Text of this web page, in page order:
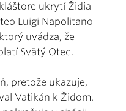
ukrytí Židia
Luigi Napolitano
uvádza, že
Svätý Otec.
pretože ukazuje,
Vatikán k Židom.